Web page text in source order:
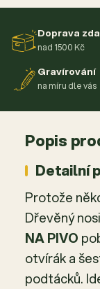
Doprava
nad 1500 Kč
Gravírování
na míru dle vás
Popis
Detailní
Protože
Dřevěný
NA PIVO
otvírák a
podtácků.